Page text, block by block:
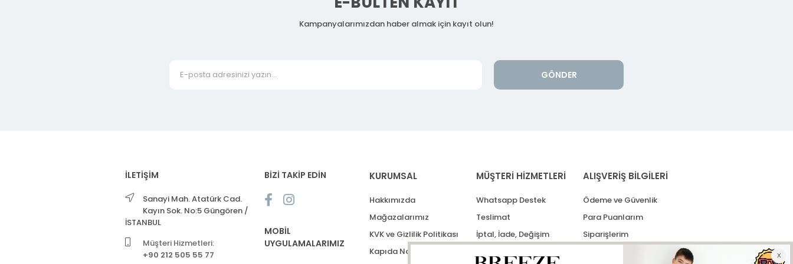
Kampanyalarımızdan haber almak için kayıt olun!
GÖNDER
İLETİŞİM
Sanayi Mah. Atatürk Cad.
Kayın Sok. No:5 Güngören /
İSTANBUL
Müşteri Hizmetleri:
+90 212 505 55 77
BİZİ TAKİP EDİN
MOBİL
UYGULAMALARIMIZ
KURUMSAL
Hakkımızda
Mağazalarımız
KVK ve Gizlilik Politikası
Kapıda Nakit Ödeme
MÜŞTERİ HİZMETLERİ
Whatsapp Destek
Teslimat
İptal, İade, Değişim
ALIŞVERİŞ BİLGİLERİ
Ödeme ve Güvenlik
Para Puanlarım
Siparişlerim